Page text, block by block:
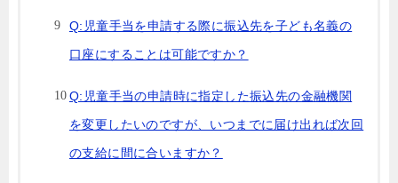
Q:児童手当を申請する際に振込先を子ども名義の
口座にすることは可能ですか？
Q:児童手当の申請時に指定した振込先の金融機関
を変更したいのですが、いつまでに届け出れば次回
の支給に間に合いますか？